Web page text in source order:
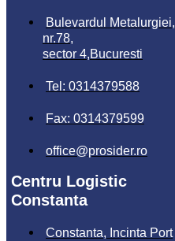
Bulevardul Metalurgiei,
nr.78,
sector 4,Bucuresti
Tel: 0314379588
Fax: 0314379599
office@prosider.ro
Centru Logistic
Constanta
Constanta, Incinta Port